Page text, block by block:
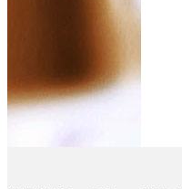
气瓶料架
卫浴行业